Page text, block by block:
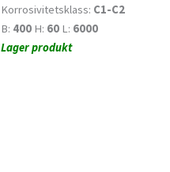
Korrosivitetsklass: C1-C2
B: 400 H: 60 L: 6000
Lager produkt